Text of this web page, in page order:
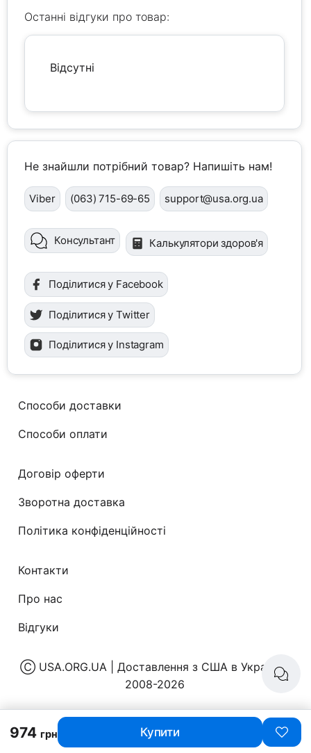
974 грн Купити
Останні відгуки про товар:
Відсутні
Не знайшли потрібний товар? Напишіть нам!
Viber (063) 715-69-65 support@usa.org.ua
Консультант Калькулятори здоров'я
Поділитися у Facebook
Поділитися у Twitter
Поділитися у Instagram
Способи доставки
Способи оплати
Договір оферти
Зворотна доставка
Політика конфіденційності
Контакти
Про нас
Відгуки
Ⓒ USA.ORG.UA | Доставлення з США в Україну|
2008-2026